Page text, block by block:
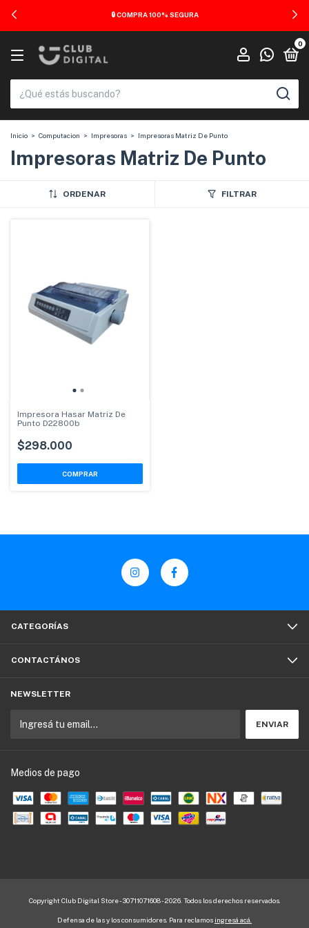
🔒 COMPRA 100% SEGURA
0
Inicio > Computacion > Impresoras > Impresoras Matriz De Punto
Impresoras Matriz De Punto
ORDENAR FILTRAR
Impresora Hasar Matriz De
Punto D22800b
$298.000
CATEGORÍAS
CONTACTÁNOS
NEWSLETTER
Medios de pago
Copyright Club Digital Store - 30711071608 - 2026. Todos los derechos reservados.
Defensa de las y los consumidores. Para reclamos ingresá acá.